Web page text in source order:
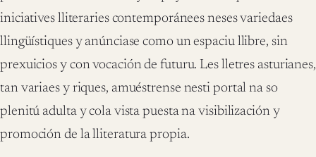
iniciatives lliteraries contemporánees neses variedaes
llingüístiques y anúnciase como un espaciu llibre, sin
prexuicios y con vocación de futuru. Les lletres asturianes,
tan variaes y riques, amuéstrense nesti portal na so
plenitú adulta y cola vista puesta na visibilización y
promoción de la lliteratura propia.